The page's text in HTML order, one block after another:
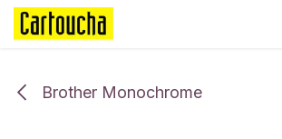
Se rendre au contenu
Brother Monochrome